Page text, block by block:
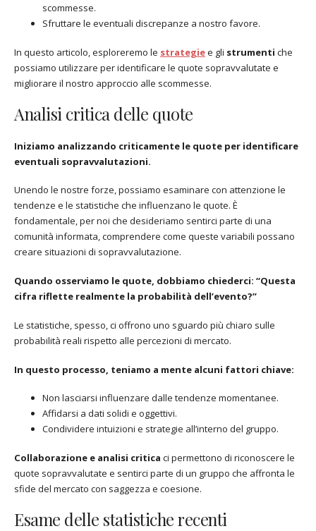
scommesse.
Sfruttare le eventuali discrepanze a nostro favore.
In questo articolo, esploreremo le strategiee gli strumenti che
possiamo utilizzare per identificare le quote sopravvalutate e
migliorare il nostro approccio alle scommesse.
Analisi critica delle quote
Iniziamo analizzando criticamente le quote per identificare
eventuali sopravvalutazioni.
Unendo le nostre forze, possiamo esaminare con attenzione le
tendenze e le statistiche che influenzano le quote. È
fondamentale, per noi che desideriamo sentirci parte di una
comunità informata, comprendere come queste variabili possano
creare situazioni di sopravvalutazione.
Quando osserviamo le quote, dobbiamo chiederci: “Questa
cifra riflette realmente la probabilità dell’evento?”
Le statistiche, spesso, ci offrono uno sguardo più chiaro sulle
probabilità reali rispetto alle percezioni di mercato.
In questo processo, teniamo a mente alcuni fattori chiave:
Non lasciarsi influenzare dalle tendenze momentanee.
Affidarsi a dati solidi e oggettivi.
Condividere intuizioni e strategie all’interno del gruppo.
Collaborazione e analisi critica ci permettono di riconoscere le
quote sopravvalutate e sentirci parte di un gruppo che affronta le
sfide del mercato con saggezza e coesione.
Esame delle statistiche recenti